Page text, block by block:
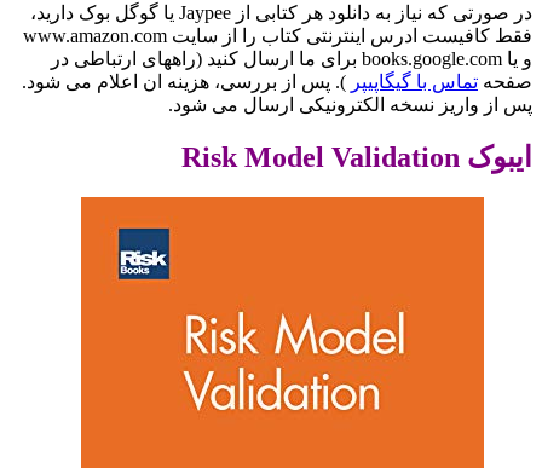
در صورتی که نیاز به دانلود هر کتابی از Jaypee یا گوگل بوک دارید،
فقط کافیست ادرس اینترنتی کتاب را از سایت www.amazon.com
و یا books.google.com برای ما ارسال کنید (راههای ارتباطی در
صفحه تماس با گیگاپیپر ). پس از بررسی، هزینه ان اعلام می شود.
پس از واریز نسخه الکترونیکی ارسال می شود.
ایبوک Risk Model Validation